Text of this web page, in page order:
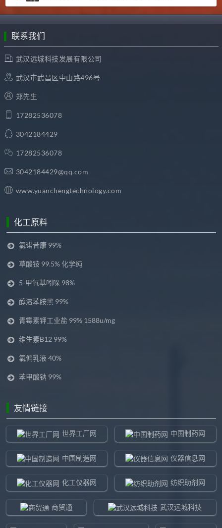
联系我们
武汉远城科技发展有限公司
武汉市武昌区中山路496号
郑先生
17282536078
3042184429
17282536078
3042184429@qq.com
www.yuanchengtechnology.com
化工原料
氯诺昔康 99%
草酸铵 99.5% 化学纯
5-甲氧基吲哚 98%
醇溶苯胺黑 99%
青霉素钾工业盐 99% 1588u/mg
维生素B12 99%
氯偏乳液 40%
苯甲酸钠 99%
友情链接
世界工厂网 中国制药网
中国制造网 仪器信息网
化工仪器网 纺织助剂网
商贸通 武汉远城科技